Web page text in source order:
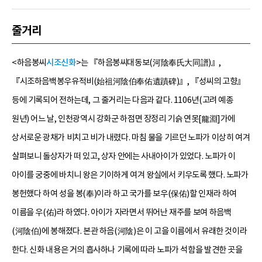
줄거리
<하음봉씨시조신화>는 『하음봉씨대동보(河陰奉氏大同譜)』,
『시조하음백봉우유적비(始祖河陰伯奉佑遺蹟碑)』, 『성씨의 고향』
등에 기록되어 전하는데, 그 줄거리는 다음과 같다. 1106년(고려 예종
원년) 어느 날, 인천광역시 강화군 하점면 장정리 기슭 연못[龍淵]가에
상서로운 광채가 비치고 비가 내렸다. 마침 물을 기르던 노파가 이상히 여겨
살펴보니 돌상자가 떠 있고, 상자 안에는 사내아이가 있었다. 노파가 이
아이를 궁중에 바치니 왕은 기이하게 여겨 왕실에서 키우도록 했다. 노파가
봉헌했다 하여 성을 봉(奉)이라 하고 국가를 보우(保佑)할 인재라 하여
이름을 우(佑)라 하였다. 아이가 자라면서 뛰어난 재주를 보여 하음백
(河陰伯)에 봉해졌다. 본관 하음(河陰)은 이 고을 이름에서 유래한 것이라
한다. 신화 내용은 거의 흡사하나 기록에 따라 노파가 석함을 발견한 곳을